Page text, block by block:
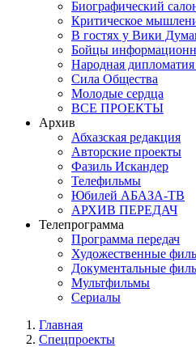
Биографический
Критическое
В гостях у Вики
Бойцы
Народная дипломатия
Сила Общества
Молодые сердца
ВСЕ ПРОЕКТЫ
Архив
Абхазская редакция
Авторские проекты
Фазиль Искандер
Телефильмы
Юбилей АБАЗА-ТВ
АРХИВ ПЕРЕДАЧ
Телепрограмма
Программа передач
Художественные
Документальные
Мультфильмы
Сериалы
Главная
Спецпроекты